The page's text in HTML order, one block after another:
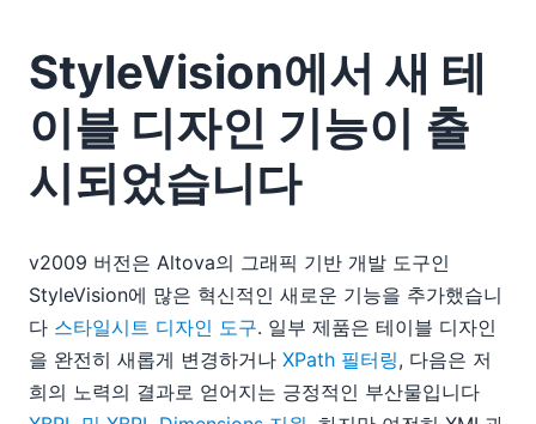
03
04
05
자바원(JavaOne) 행사에서 알토바(Altova) 부스를 방문하세
요
StyleVision에서 새 테이블 디자인 기능이 출시되었습니다
TechEd 행사에서 Altova 부스를 방문하세요
4부: Altova UModel을 사용하여 기존 애플리케이션 분석하기
3부: Altova UModel을 사용하여 기존 애플리케이션 분석하기
06
07
StyleVision에서 새 테
이블 디자인 기능이 출
시되었습니다
v2009 버전은 Altova의 그래픽 기반 개발 도구인
StyleVision에 많은 혁신적인 새로운 기능을 추가했습니
다 스타일시트 디자인 도구. 일부 제품은 테이블 디자인
을 완전히 새롭게 변경하거나 XPath 필터링, 다음은 저
희의 노력의 결과로 얻어지는 긍정적인 부산물입니다